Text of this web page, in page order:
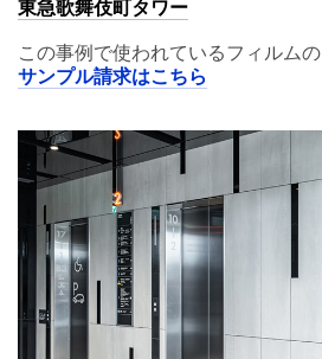
東急歌舞伎町タワー
この事例で使われているフィルムの
サンプル請求はこちら